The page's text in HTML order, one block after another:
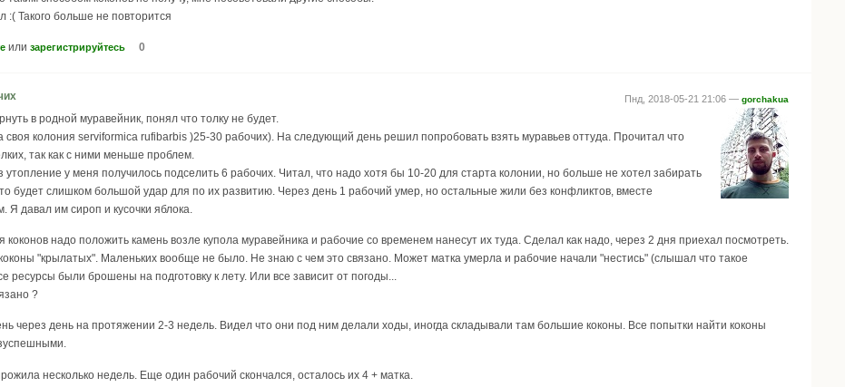
:( Такого больше не повторится
или зарегистрируйтесь 0
Пнд, 2018-05-21 21:06 — gorchakua
в родной муравейник, понял что толку не будет.
колония serviformica rufibarbis )25-30 рабочих). На следующий день решил попробовать взять муравьев оттуда. Прочитал что
так как с ними меньше проблем.
утопление у меня получилось подселить 6 рабочих. Читал, что надо хотя бы 10-20 для старта колонии, но больше не хотел забирать
будет слишком большой удар для по их развитию. Через день 1 рабочий умер, но остальные жили без конфликтов, вместе
Я давал им сироп и кусочки яблока.
коконов надо положить камень возле купола муравейника и рабочие со временем нанесут их туда. Сделал как надо, через 2 дня приехал посмотреть.
"крылатых". Маленьких вообще не было. Не знаю с чем это связано. Может матка умерла и рабочие начали "нестись" (слышал что такое
ресурсы были брошены на подготовку к лету. Или все зависит от погоды...
?
через день на протяжении 2-3 недель. Видел что они под ним делали ходы, иногда складывали там большие коконы. Все попытки найти коконы
несколько недель. Еще один рабочий скончался, осталось их 4 + матка.